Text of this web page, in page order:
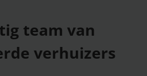
team van
verhuizers